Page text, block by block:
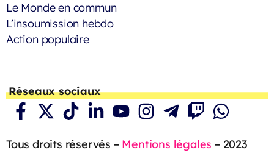
Le Monde en commun
L’insoumission hebdo
Action populaire
Réseaux sociaux
Tous droits réservés – Mentions légales – 2023